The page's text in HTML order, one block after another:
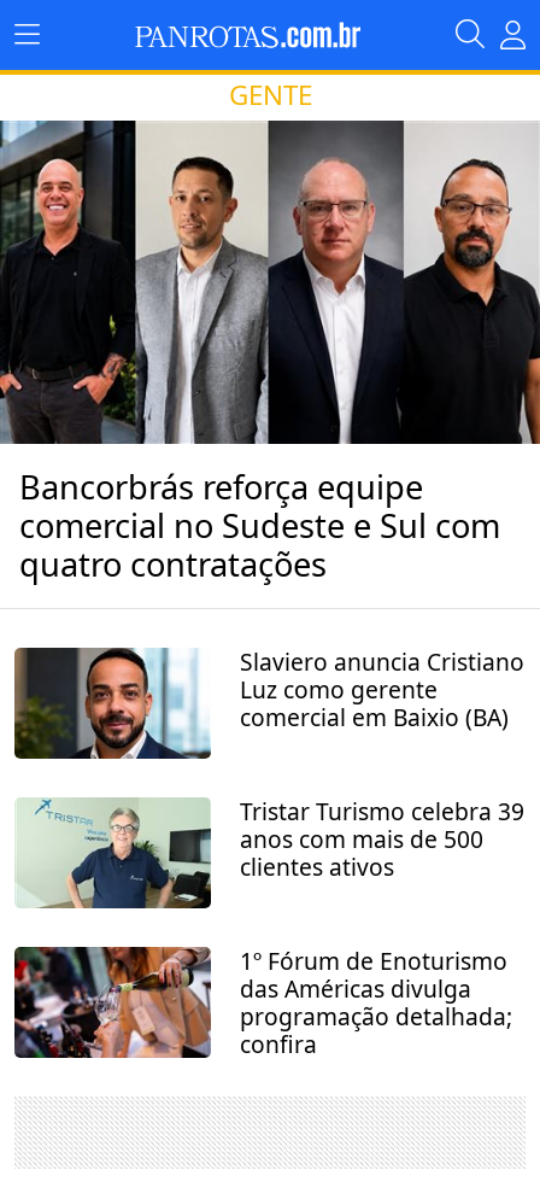
GENTE
Bancorbrás reforça equipe
comercial no Sudeste e Sul com
quatro contratações
Slaviero anuncia Cristiano
Luz como gerente
comercial em Baixio (BA)
Tristar Turismo celebra 39
anos com mais de 500
clientes ativos
1º Fórum de Enoturismo
das Américas divulga
programação detalhada;
confira